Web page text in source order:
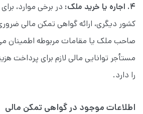
۴. اجاره یا خرید ملک:
در برخی موارد،
کشور دیگری، ارائه گواهی تمکن مالی
صاحب ملک یا مقامات مربوطه اطمینان
مستأجر توانایی مالی لازم برای پرداخت
را دارد.
اطلاعات موجود در گواهی تمکن مالی